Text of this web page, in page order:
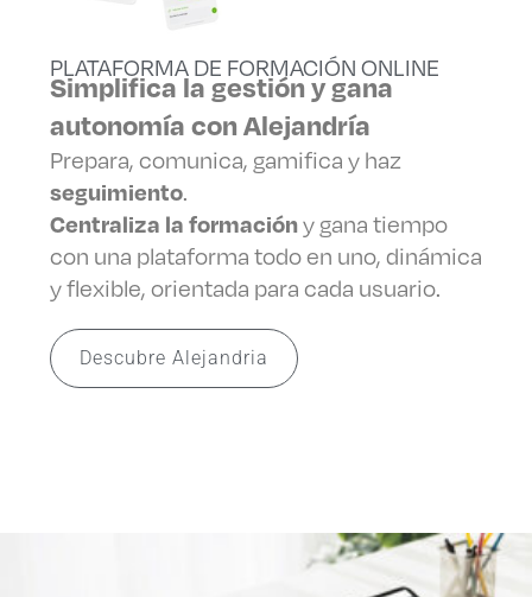
PLATAFORMA DE FORMACIÓN ONLINE
Simplifica la gestión y gana
autonomía con Alejandría
Prepara, comunica, gamifica y haz
seguimiento.
Centraliza la formacióny gana tiempo
con una plataforma todo en uno, dinámica
y flexible, orientada para cada usuario.
Descubre Alejandria